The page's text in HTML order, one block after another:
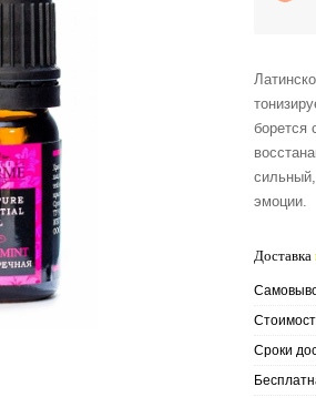
борется
эмоции.
Доставка
Сроки